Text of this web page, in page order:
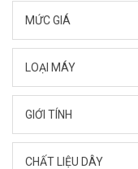
MỨC GIÁ
LOẠI MÁY
GIỚI TÍNH
CHẤT LIỆU DÂY